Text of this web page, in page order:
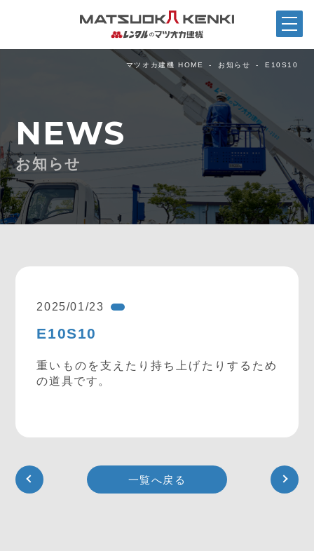
マツオカ建機 HOME お知らせ E10S10
NEWS
お知らせ
2025/01/23
E10S10
重いものを支えたり持ち上げたりするため
の道具です。
一覧へ戻る